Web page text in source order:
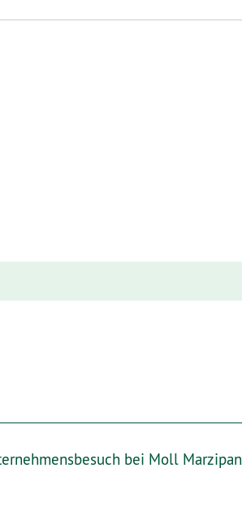
bei Moll Marzipan